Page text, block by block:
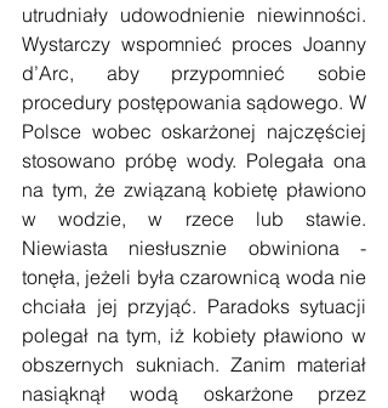
utrudniały udowodnienie niewinności.
Wystarczy wspomnieć proces Joanny
d’Arc, aby przypomnieć sobie
procedury postępowania sądowego. W
Polsce wobec oskarżonej najczęściej
stosowano próbę wody. Polegała ona
na tym, że związaną kobietę pławiono
w wodzie, w rzece lub stawie.
Niewiasta niesłusznie obwiniona -
tonęła, jeżeli była czarownicą woda nie
chciała jej przyjąć. Paradoks sytuacji
polegał na tym, iż kobiety pławiono w
obszernych sukniach. Zanim materiał
nasiąknął wodą oskarżone przez